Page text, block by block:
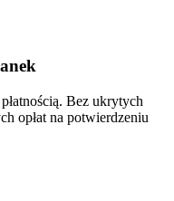
Bez ukrytych
opłat na potwierdzeniu